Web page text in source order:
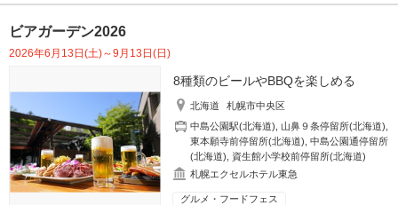
ビアガーデン2026
2026年6月13日(土)～9月13日(日)
8種類のビールやBBQを楽しめる
北海道
札幌市中央区
中島公園駅(北海道)
山鼻９条停留所(北海道)
東本願寺前停留所(北海道) ,中島公園通停留所
(北海道)
資生館小学校前停留所(北海道)
札幌エクセルホテル東急
グルメ・フードフェス